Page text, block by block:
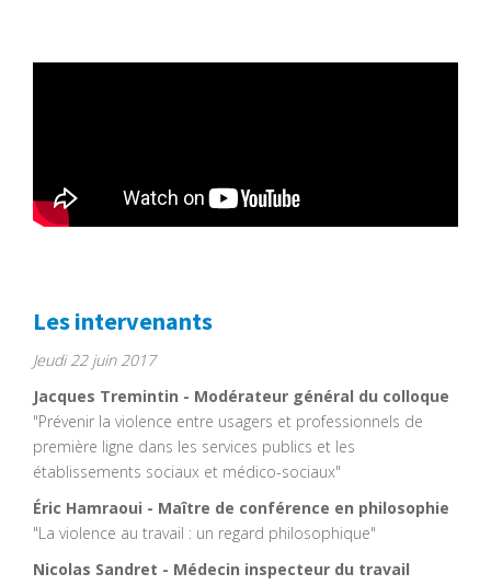
Les intervenants
Jeudi 22 juin 2017
Jacques Tremintin - Modérateur général du colloque
"Prévenir la violence entre usagers et professionnels de
première ligne dans les services publics et les
établissements sociaux et médico-sociaux"
Éric Hamraoui - Maître de conférence en philosophie
"La violence au travail : un regard philosophique"
Nicolas Sandret - Médecin inspecteur du travail